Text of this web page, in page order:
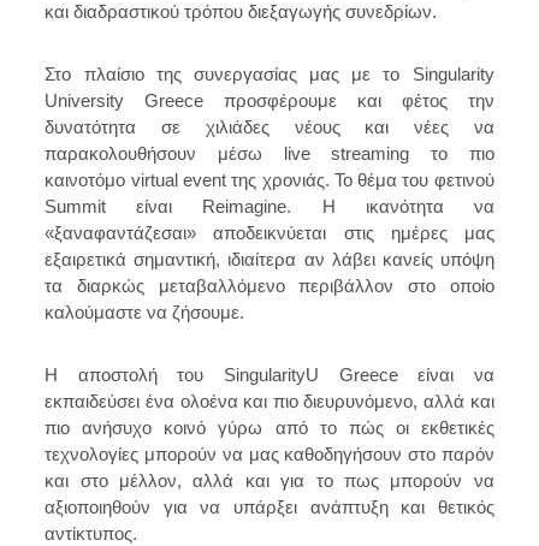
και διαδραστικού τρόπου διεξαγωγής συνεδρίων.
Στο πλαίσιο της συνεργασίας μας με το Singularity
University Greece προσφέρουμε και φέτος την
δυνατότητα σε χιλιάδες νέους και νέες να
παρακολουθήσουν μέσω live streaming το πιο
καινοτόμο virtual event της χρονιάς. Το θέμα του φετινού
Summit είναι Reimagine. Η ικανότητα να
«ξαναφαντάζεσαι» αποδεικνύεται στις ημέρες μας
εξαιρετικά σημαντική, ιδιαίτερα αν λάβει κανείς υπόψη
τα διαρκώς μεταβαλλόμενο περιβάλλον στο οποίο
καλούμαστε να ζήσουμε.
Η αποστολή του SingularityU Greece είναι να
εκπαιδεύσει ένα ολοένα και πιο διευρυνόμενο, αλλά και
πιο ανήσυχο κοινό γύρω από το πώς οι εκθετικές
τεχνολογίες μπορούν να μας καθοδηγήσουν στο παρόν
και στο μέλλον, αλλά και για το πως μπορούν να
αξιοποιηθούν για να υπάρξει ανάπτυξη και θετικός
αντίκτυπος.